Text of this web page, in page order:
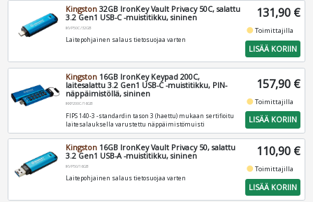
Kingston 32GB IronKey Vault Privacy 50C, salattu
3.2 Gen1 USB-C -muistitikku, sininen
IKVP50C/32GB
Laitepohjainen salaus tietosuojaa varten
131,90 €
fiber_manual_recordToimittajilla
LISÄÄ KORIIN
Kingston 16GB IronKey Keypad 200C,
laitesalattu 3.2 Gen1 USB-C -muistitikku, PIN-
näppäimistöllä, sininen
IKKP200C/16GB
FIPS 140-3 -standardin tason 3 (haettu) mukaan sertifioitu
laitesalauksella varustettu näppäimistömuisti
157,90 €
fiber_manual_recordToimittajilla
LISÄÄ KORIIN
Kingston 16GB IronKey Vault Privacy 50, salattu
3.2 Gen1 USB-A -muistitikku, sininen
IKVP50/16GB
Laitepohjainen salaus tietosuojaa varten
110,90 €
fiber_manual_recordToimittajilla
LISÄÄ KORIIN